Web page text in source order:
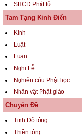
SHCĐ Phật tử
Tam Tạng Kinh Điển
Kinh
Luật
Luận
Nghi Lễ
Nghiên cứu Phật học
Nhân vật Phật giáo
Chuyên Đề
Tịnh Độ tông
Thiền tông